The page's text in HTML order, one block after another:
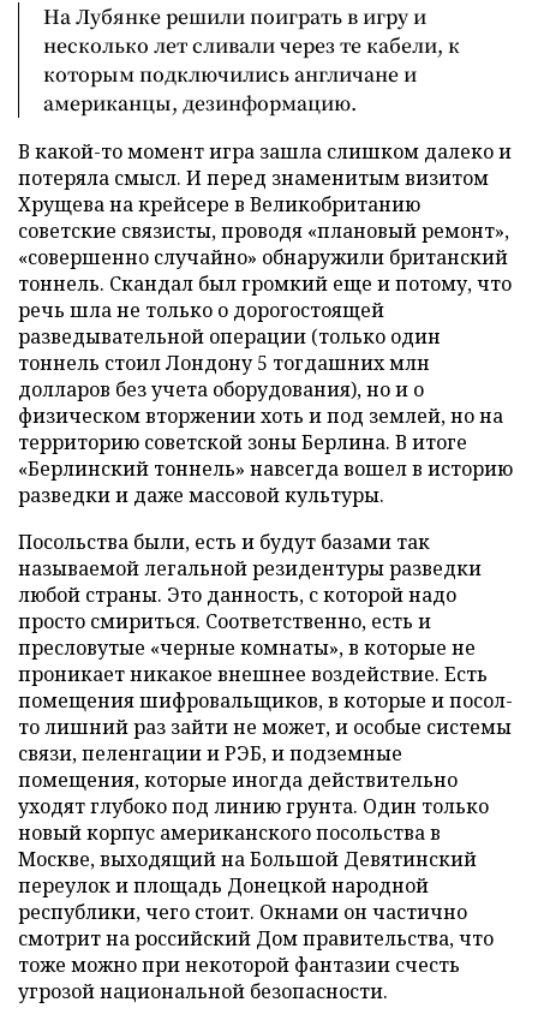
На Лубянке решили поиграть в игру и
несколько лет сливали через те кабели, к
которым подключились англичане и
американцы, дезинформацию.
В какой-то момент игра зашла слишком далеко и
потеряла смысл. И перед знаменитым визитом
Хрущева на крейсере в Великобританию
советские связисты, проводя «плановый ремонт»,
«совершенно случайно» обнаружили британский
тоннель. Скандал был громкий еще и потому, что
речь шла не только о дорогостоящей
разведывательной операции (только один
тоннель стоил Лондону 5 тогдашних млн
долларов без учета оборудования), но и о
физическом вторжении хоть и под землей, но на
территорию советской зоны Берлина. В итоге
«Берлинский тоннель» навсегда вошел в историю
разведки и даже массовой культуры.
Посольства были, есть и будут базами так
называемой легальной резидентуры разведки
любой страны. Это данность, с которой надо
просто смириться. Соответственно, есть и
пресловутые «черные комнаты», в которые не
проникает никакое внешнее воздействие. Есть
помещения шифровальщиков, в которые и посол-
то лишний раз зайти не может, и особые системы
связи, пеленгации и РЭБ, и подземные
помещения, которые иногда действительно
уходят глубоко под линию грунта. Один только
новый корпус американского посольства в
Москве, выходящий на Большой Девятинский
переулок и площадь Донецкой народной
республики, чего стоит. Окнами он частично
смотрит на российский Дом правительства, что
тоже можно при некоторой фантазии счесть
угрозой национальной безопасности.